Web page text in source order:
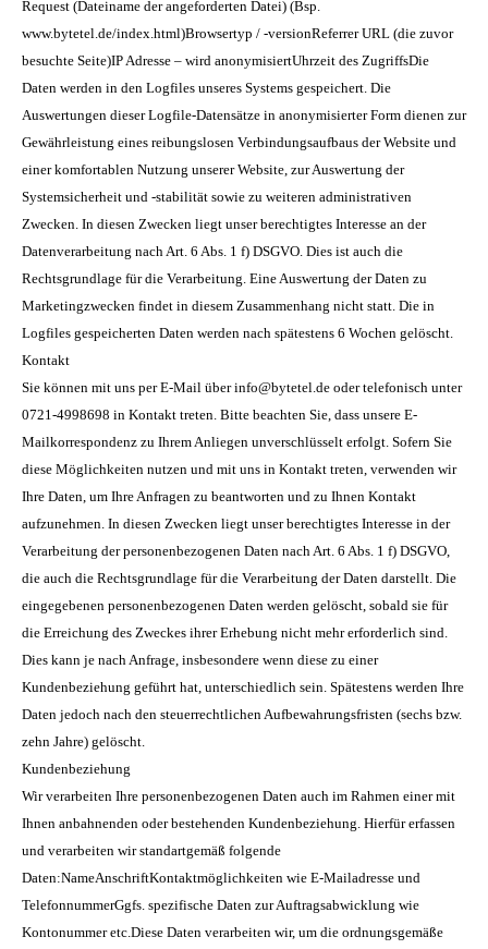
Request (Dateiname der angeforderten Datei) (Bsp.
www.bytetel.de/index.html)Browsertyp / -versionReferrer URL (die zuvor
besuchte Seite)IP Adresse – wird anonymisiertUhrzeit des ZugriffsDie
Daten werden in den Logfiles unseres Systems gespeichert. Die
Auswertungen dieser Logfile-Datensätze in anonymisierter Form dienen zur
Gewährleistung eines reibungslosen Verbindungsaufbaus der Website und
einer komfortablen Nutzung unserer Website, zur Auswertung der
Systemsicherheit und -stabilität sowie zu weiteren administrativen
Zwecken. In diesen Zwecken liegt unser berechtigtes Interesse an der
Datenverarbeitung nach Art. 6 Abs. 1 f) DSGVO. Dies ist auch die
Rechtsgrundlage für die Verarbeitung. Eine Auswertung der Daten zu
Marketingzwecken findet in diesem Zusammenhang nicht statt. Die in
Logfiles gespeicherten Daten werden nach spätestens 6 Wochen gelöscht.
Kontakt
Sie können mit uns per E-Mail über info@bytetel.de oder telefonisch unter
0721-4998698 in Kontakt treten. Bitte beachten Sie, dass unsere E-
Mailkorrespondenz zu Ihrem Anliegen unverschlüsselt erfolgt. Sofern Sie
diese Möglichkeiten nutzen und mit uns in Kontakt treten, verwenden wir
Ihre Daten, um Ihre Anfragen zu beantworten und zu Ihnen Kontakt
aufzunehmen. In diesen Zwecken liegt unser berechtigtes Interesse in der
Verarbeitung der personenbezogenen Daten nach Art. 6 Abs. 1 f) DSGVO,
die auch die Rechtsgrundlage für die Verarbeitung der Daten darstellt. Die
eingegebenen personenbezogenen Daten werden gelöscht, sobald sie für
die Erreichung des Zweckes ihrer Erhebung nicht mehr erforderlich sind.
Dies kann je nach Anfrage, insbesondere wenn diese zu einer
Kundenbeziehung geführt hat, unterschiedlich sein. Spätestens werden Ihre
Daten jedoch nach den steuerrechtlichen Aufbewahrungsfristen (sechs bzw.
zehn Jahre) gelöscht.
Kundenbeziehung
Wir verarbeiten Ihre personenbezogenen Daten auch im Rahmen einer mit
Ihnen anbahnenden oder bestehenden Kundenbeziehung. Hierfür erfassen
und verarbeiten wir standartgemäß folgende
Daten:NameAnschriftKontaktmöglichkeiten wie E-Mailadresse und
TelefonnummerGgfs. spezifische Daten zur Auftragsabwicklung wie
Kontonummer etc.Diese Daten verarbeiten wir, um die ordnungsgemäße